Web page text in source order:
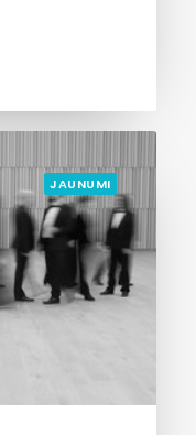
JAUNUMI